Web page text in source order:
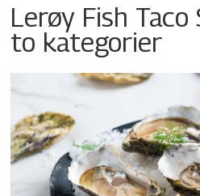
Lerøy Fish
to kategorier